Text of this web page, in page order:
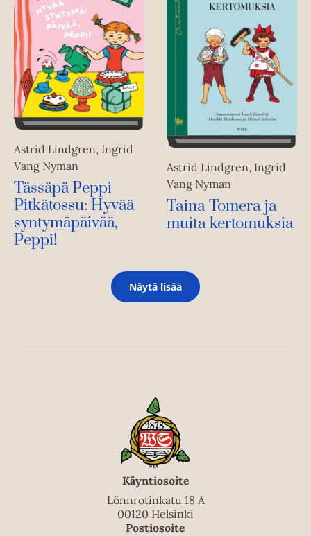
Astrid Lindgren, Ingrid
Vang Nyman
Tässäpä Peppi
Pitkätossu: Hyvää
syntymäpäivää,
Peppi!
Astrid Lindgren, Ingrid
Vang Nyman
Taina Tomera ja
muita kertomuksia
Näytä lisää
Käyntiosoite
Lönnrotinkatu 18 A
00120 Helsinki
Postiosoite